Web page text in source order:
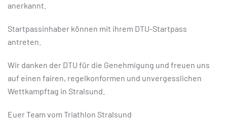
anerkannt.
Startpassinhaber können mit ihrem DTU-Startpass
antreten.
Wir danken der DTU für die Genehmigung und freuen uns
auf einen fairen, regelkonformen und unvergesslichen
Wettkampftag in Stralsund.
Euer Team vom Triathlon Stralsund